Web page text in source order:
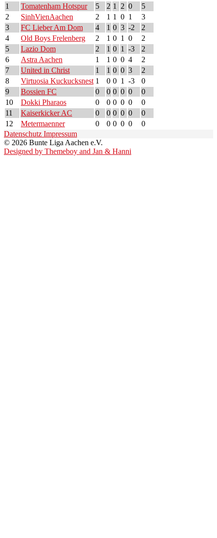
1
Tomatenham Hotspur 5 2 1 2 0
5
2
SinhVienAachen 2 1 1 0 1
3
3
FC Lieber Am Dom 4 1 0 3 -2
2
4
Old Boys Frelenberg 2 1 0 1 0
2
5
Lazio Dom 2 1 0 1 -3
2
6
Astra Aachen 1 1 0 0 4
2
7
United in Christ 1 1 0 0 3
2
8
Virtuosia Kuckucksnest 1 0 0 1 -3
0
9
Bossien FC 0 0 0 0 0
0
10
Dokki Pharaos 0 0 0 0 0
0
11
Kaiserkicker AC 0 0 0 0 0
0
12
Metermaenner 0 0 0 0 0
0
Datenschutz Impressum
© 2026 Bunte Liga Aachen e.V.
Designed by Themeboy and Jan & Hanni